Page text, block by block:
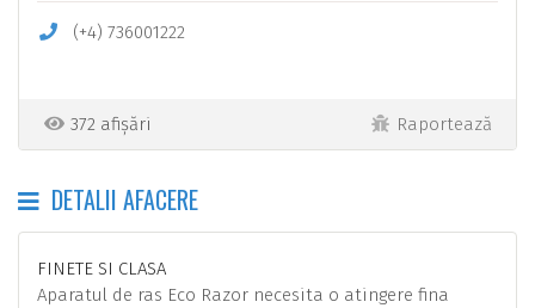
(+4) 736001222
372 afișări Raportează
DETALII AFACERE
FINETE SI CLASA
Aparatul de ras Eco Razor necesita o atingere fina